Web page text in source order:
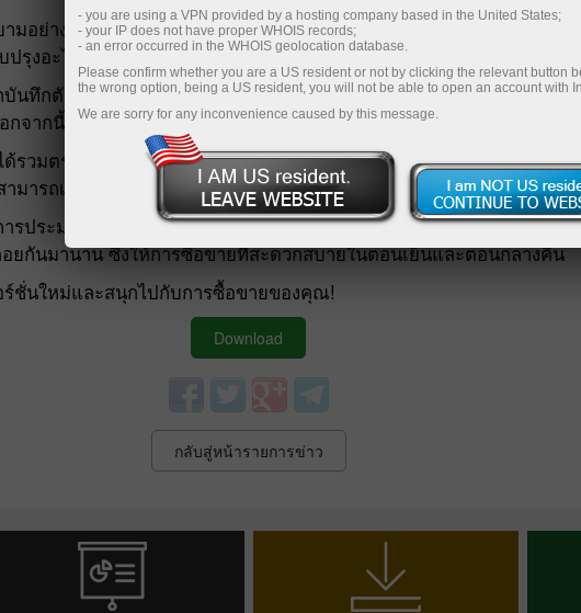
มอย่างเต็มที่เพื่อตอบสนองความต้องการของผู้ใช้งานของเรา เราแก้ไ
รุงอะไรบ้าง
นทึกตัวบ่งชี้ที่กำหนดเองบนแผนภูมิได้โดยไม่มีปัญหาใดๆ เรายังแก้ไขข้อ
จากนี้เราได้แก้ไขปัญหาการจัดกลุ่มตราสารอย่างไม่ถูกต้องในบางบัญชี
มตราสารการซื้อขายใหม่เข้าไปแล้ว คุณสามารถใช้โหมดมุมมองแน
มารถเลือกข้อมูลและซ่อนยอดคงเหลือได้ หากจำเป็น
ารประมวลผลข้อมูลในการอัปเดตล่าสุด รวมถึงเพิ่มภาษาใหม่ในอินเทอร์
ยกันมานาน ซึ่งให้การซื้อขายที่สะดวกสบายในตอนเย็นและตอนกลางคืน
ชั่นใหม่และสนุกไปกับการซื้อขายของคุณ!
Download
กลับสู่หน้ารายการข่าว
- you are using a VPN provided by a hosting company based in the United States;
- your IP does not have proper WHOIS records;
- an error occurred in the WHOIS geolocation database.
Please confirm whether you are a US resident or not by clicking the relevant button
the wrong option, being a US resident, you will not be able to open an account with
We are sorry for any inconvenience caused by this message.